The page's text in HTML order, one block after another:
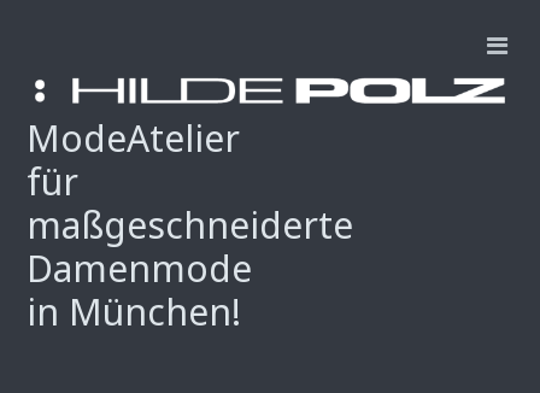
ModeAtelier
für
maßgeschneiderte
Damenmode
in München!